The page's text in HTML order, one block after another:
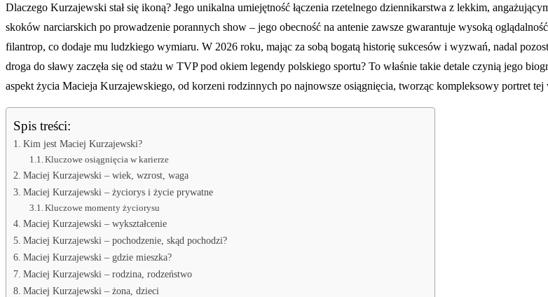
Dlaczego Kurzajewski stał się ikoną? Jego unikalna umiejętność łączenia rzetelnego dziennikarstwa z lekkim,
skoków narciarskich po prowadzenie porannych show – jego obecność na antenie zawsze gwarantuje wysoką
filantrop, co dodaje mu ludzkiego wymiaru. W 2026 roku, mając za sobą bogatą historię sukcesów i wyzwań, nadal
droga do sławy zaczęła się od stażu w TVP pod okiem legendy polskiego sportu? To właśnie takie detale czynią jego
aspekt życia Macieja Kurzajewskiego, od korzeni rodzinnych po najnowsze osiągnięcia, tworząc kompleksowy portret
Spis treści:
Kim jest Maciej Kurzajewski?
Kluczowe osiągnięcia w karierze
Maciej Kurzajewski – wiek, wzrost, waga
Maciej Kurzajewski – życiorys i życie prywatne
Kluczowe momenty życiorysu
Maciej Kurzajewski – wykształcenie
Maciej Kurzajewski – pochodzenie, skąd pochodzi?
Maciej Kurzajewski – gdzie mieszka?
Maciej Kurzajewski – rodzina, rodzeństwo
Maciej Kurzajewski – żona, dzieci